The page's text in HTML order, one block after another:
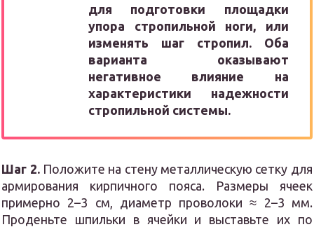
для подготовки площадки
упора стропильной ноги, или
изменять шаг стропил. Оба
варианта оказывают
негативное влияние на
характеристики надежности
стропильной системы.
Шаг 2.Положите на стену металлическую сетку для
армирования кирпичного пояса. Размеры ячеек
примерно 2–3 см, диаметр проволоки ≈ 2–3 мм.
Проденьте шпильки в ячейки и выставьте их по